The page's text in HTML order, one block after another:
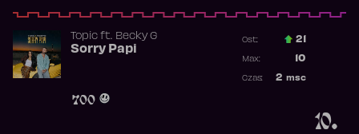
10.
Topicft. Becky G
Sorry Papi
700
Ost.: 21
10
Max:
2 msc
Czas: